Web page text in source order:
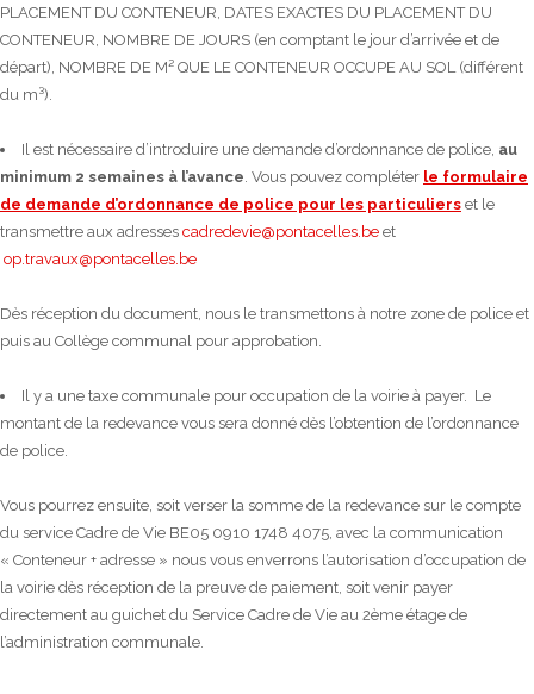
PLACEMENT DU CONTENEUR, DATES EXACTES DU PLACEMENT DU
CONTENEUR, NOMBRE DE JOURS (en comptant le jour d’arrivée et de
départ), NOMBRE DE M² QUE LE CONTENEUR OCCUPE AU SOL (différent
du m³).
Il est nécessaire d’introduire une demande d’ordonnance de police, au
minimum 2 semaines à l’avance . Vous pouvez compléter le formulaire
de demande d’ordonnance de police pour les particuliers et le
transmettre aux adresses cadredevie@pontacelles.be et
op.travaux@pontacelles.be
Dès réception du document, nous le transmettons à notre zone de police et
puis au Collège communal pour approbation.
Il y a une taxe communale pour occupation de la voirie à payer. Le
montant de la redevance vous sera donné dès l’obtention de l’ordonnance
de police.
Vous pourrez ensuite, soit verser la somme de la redevance sur le compte
du service Cadre de Vie BE05 0910 1748 4075, avec la communication
« Conteneur + adresse » nous vous enverrons l’autorisation d’occupation de
la voirie dès réception de la preuve de paiement, soit venir payer
directement au guichet du Service Cadre de Vie au 2ème étage de
l’administration communale.